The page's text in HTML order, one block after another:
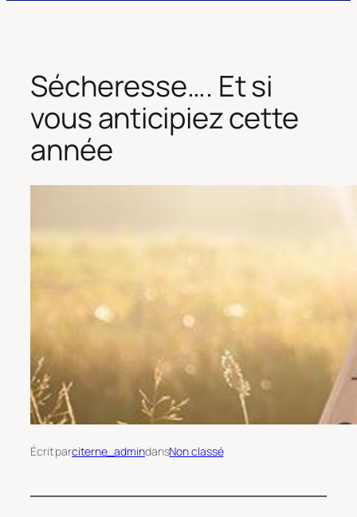
Sécheresse…. Et si
vous anticipiez cette
année
Écrit parciterne_admindansNon classé